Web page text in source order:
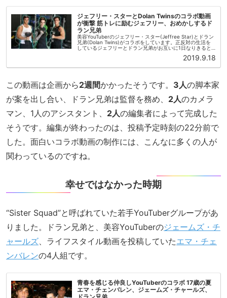
ジェフリー・スターとDolan Twinsのコラボ動画
が衝撃 筋トレに励むジェフリー、おめかしするド
ラン兄弟
美容YouTuberのジェフリー・スター(Jeffree Star)とドラン
兄弟(Dolan Twins)がコラボをしています。正反対の生活を
しているジェフリーとドラン兄弟がお互いに1日なりきると
いう企画です。ジェフリー・スターはレッドブル...2019.9.18
この動画は企画から2週間かかったそうです。 3人の脚本家
が案を出し合い、ドラン兄弟は監督を務め、 2人のカメラ
マン、1人のアシスタント、 2人の編集者によって完成した
そうです。編集が終わったのは、投稿予定時刻の22分前で
した。面白いコラボ動画の制作には、こんなに多くの人が
関わっているのですね。
幸せではなかった時期
“Sister Squad”と呼ばれていた若手YouTuberグループがあ
りました。ドラン兄弟と、美容YouTuberのジェームズ・チ
ャールズ、ライフスタイル動画を投稿していたエマ・チェ
ンバレンの4人組です。
青春を感じる仲良しYouTuberのコラボ 17歳の夏
エマ・チェンバレン、ジェームズ・チャールズ、